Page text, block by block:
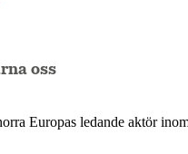
Europas ledande aktör
oss